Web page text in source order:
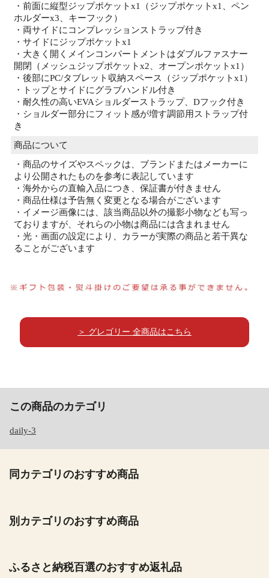
・前面に縦型ジップポケットx1（ジップポケットx1、ペン
ホルダーx3、キーフック）
・両サイドにコンプレッションストラップ付き
・サイドにジップポケットx1
・大きく開くメインコンパートメントはダブルファスナー
開閉（メッシュジップポケットx2、オープンポケットx1）
・後部にPC/タブレット収納スペース（ジップポケットx1）
・トップとサイドにグラブハンドル付き
・耐久性の高いEVAショルダーストラップ、Dフック付き
・ショルダー部分にフィット感が増す調節用ストラップ付
き
商品について
・商品のサイズやスペックは、ブランドまたはメーカーに
より公開されたものを参考に表記しています
・海外からの直輸入品につき、保証書が付きません
・商品仕様は予告無く変更となる場合がございます
・イメージ画像には、該当商品以外の撮影小物なども写っ
ておりますが、それらの小物は商品には含まれません
・光・画面の設定により、カラーが実際の商品と若干異な
ることがございます
＞ グレゴリー 全商品はこちら
この商品のカテゴリ
daily-3
同カテゴリのおすすめ商品
別カテゴリのおすすめ商品
ふるさと納税百選のおすすめ返礼品